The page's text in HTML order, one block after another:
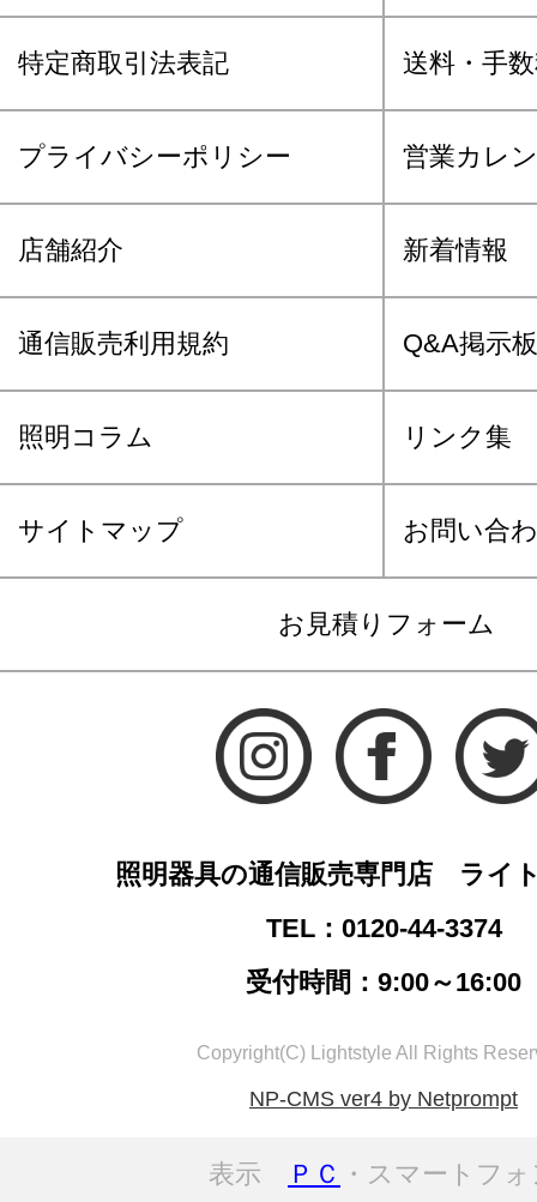
特定商取引法表記 送料・手
プライバシーポリシー 営業カレ
店舗紹介 新着情報
通信販売利用規約 Q&A掲示板
照明コラム リンク集
サイトマップ お問い合
お見積りフォーム
照明器具の通信販売専門店 ライ
TEL：0120-44-3374
受付時間：9:00～16:00
Copyright(C) Lightstyle All Rights
NP-CMS ver4 by Netprompt
表示 ＰＣ ・スマートフ